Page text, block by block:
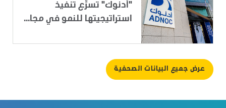
"أدنوك" تسرِّع تنفيذ
استراتيجيتها للنمو في مجا...
عرض جميع البيانات الصحفية